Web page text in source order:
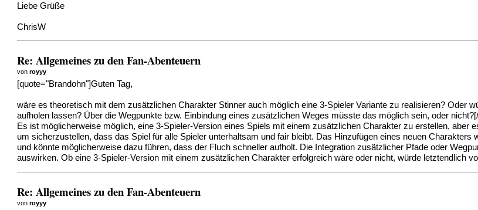
Liebe Grüße
ChrisW
Re: Allgemeines zu den Fan-Abenteuern
vonroyyy
[quote="Brandohn"]Guten Tag,
wäre es theoretisch mit dem zusätzlichen Charakter Stinner auch möglich eine 3-Spieler Variante zu realisieren? Oder
aufholen lassen? Über die Wegpunkte bzw. Einbindung eines zusätzlichen Weges müsste das möglich sein, oder
Es ist möglicherweise möglich, eine 3-Spieler-Version eines Spiels mit einem zusätzlichen Charakter zu erstellen, aber
um sicherzustellen, dass das Spiel für alle Spieler unterhaltsam und fair bleibt. Das Hinzufügen eines neuen
und könnte möglicherweise dazu führen, dass der Fluch schneller aufholt. Die Integration zusätzlicher Pfade oder
auswirken. Ob eine 3-Spieler-Version mit einem zusätzlichen Charakter erfolgreich wäre oder nicht, würde letztendlich
Re: Allgemeines zu den Fan-Abenteuern
vonroyyy